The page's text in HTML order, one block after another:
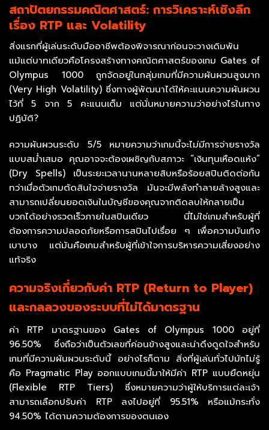
สถาปัตยกรรมคณิตศาสตร์: การวิเคราะห์เชิงลึก
เรื่อง RTP และ Volatility
สิ่งแรกที่ผู้เล่นระดับมืออาชีพต้องพิจารณาก่อนจะวางเดิมพัน
แม้แต่บาทเดียวคือโครงสร้างทางคณิตศาสตร์ของเกม Gates of
Olympus 1000 ถูกจัดอยู่ในกลุ่มเกมที่มีความผันผวนสูงมาก
(Very High Volatility) ซึ่งทางผู้พัฒนาได้ให้คะแนนความผันผวน
ไว้ที่ 5 จาก 5 คะแนนเต็ม แต่นั่นหมายความว่าอย่างไรในทาง
ปฏิบัติ?
ความผันผวนระดับ 5/5 หมายความว่าเกมนี้จะไม่มีการจ่ายรางวัล
แบบสม่ำเสมอ คุณอาจจะต้องเผชิญกับสภาวะ “เงินทุนเหือดแห้ง”
(Dry Spells) เป็นระยะเวลานานหลายสิบหรือร้อยสปินติดต่อกัน
ทว่าเมื่อตัวเกมตัดสินใจจ่ายรางวัล มันจะมีพลังทำลายล้างสูงและ
สามารถเปลี่ยนยอดเงินในบัญชีของคุณจากติดลบให้กลายเป็น
บวกได้อย่างรวดเร็วภายในสปินเดียว นี่ไม่ใช่เกมสำหรับผู้ที่
ต้องการความปลอดภัยหรือการสปินไปเรื่อย ๆ เพื่อความบันเทิง
เบาบาง แต่มันคือเกมสำหรับผู้ที่เข้าใจการบริหารความเสี่ยงอย่าง
แท้จริง
ความจริงเกี่ยวกับค่า RTP (Return to Player)
และกลลวงของระบบที่ไม่ได้มาตรฐาน
ค่า RTP มาตรฐานของ Gates of Olympus 1000 อยู่ที่
96.50% ซึ่งถือว่าเป็นตัวเลขที่ค่อนข้างสูงและน่าดึงดูดใจสำหรับ
เกมที่มีความผันผวนระดับนี้ อย่างไรก็ตาม สิ่งที่ผู้เล่นทั่วไปมักไม่รู้
คือ Pragmatic Play ออกแบบเกมนี้มาให้มีค่า RTP แบบยืดหยุ่น
(Flexible RTP Tiers) ซึ่งหมายความว่าผู้ให้บริการแต่ละเจ้า
สามารถเลือกปรับค่า RTP ลงไปอยู่ที่ 95.51% หรือแม้กระทั่ง
94.50% ได้ตามความต้องการของตนเอง